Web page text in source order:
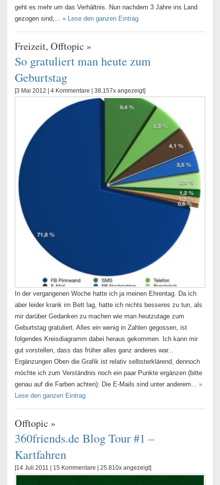
geht es mehr um das Verhältnis. Nun nachdem 3 Jahre ins Land
gezogen sind,... » Lese den ganzen Eintrag
Freizeit, Offtopic »
So gratuliert man heute zum
Geburtstag
[3 Mai 2012 | 4 Kommentare | 38.157x angezeigt]
In der vergangenen Woche hatte ich ja meinen Ehrentag. Da ich
aber leider krank im Bett lag, hatte ich nichts besseres zu tun, als
mir darüber Gedanken zu machen wie man heutzutage zum
Geburtstag gratuliert. Alles ein wenig in Zahlen gegossen, ist
folgendes Kreisdiagramm dabei heraus gekommen. Ich kann mir
gut vorstellen, dass das früher alles ganz anderes war...
Ergänzungen Oben die Grafik ist relativ selbsterklärend, dennoch
möchte ich zum Verständnis noch ein paar Punkte ergänzen (bitte
genau auf die Farben achten): Die E-Mails sind unter anderem... »
Lese den ganzen Eintrag
Offtopic »
360friends.de Blog Tour #1 –
Kartfahren
[14 Juli 2011 | 15 Kommentare | 25.810x angezeigt]